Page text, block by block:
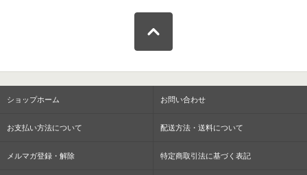
ショップホーム お問い合わせ
お支払い方法について 配送方法・送料について
メルマガ登録・解除 特定商取引法に基づく表記